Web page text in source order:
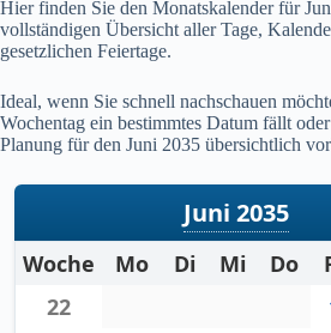
Hier finden Sie den Monatskalender für
vollständigen Übersicht aller Tage,
gesetzlichen Feiertage.
Ideal, wenn Sie schnell nachschauen
Wochentag ein bestimmtes Datum fällt
Planung für den Juni 2035 übersichtlich
Juni 2035
Woche Mo Di Mi Do
22